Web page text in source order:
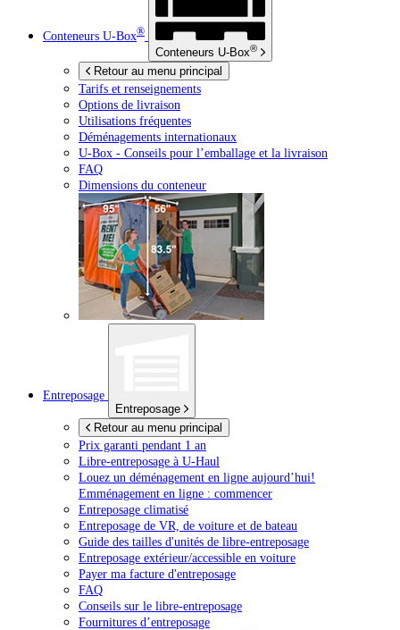
Conteneurs U-Box®
Conteneurs U-Box®
Retour au menu principal
Tarifs et renseignements
Options de livraison
Utilisations fréquentes
Déménagements internationaux
U-Box - Conseils pour l’emballage et la livraison
FAQ
Dimensions du conteneur
Entreposage
Entreposage
Retour au menu principal
Prix garanti pendant 1 an
Libre-entreposage à U-Haul
Louez un déménagement en ligne aujourd’hui!
Emménagement en ligne : commencer
Entreposage climatisé
Entreposage de VR, de voiture et de bateau
Guide des tailles d'unités de libre-entreposage
Entreposage extérieur/accessible en voiture
Payer ma facture d'entreposage
FAQ
Conseils sur le libre-entreposage
Fournitures d’entreposage